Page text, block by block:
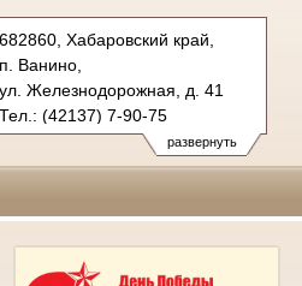
развернуть
682860, Хабаровский край,
п. Ванино,
ул. Железнодорожная, д. 41
Тел.: (42137) 7-90-75
vaninsky.hbr@sudrf.ru